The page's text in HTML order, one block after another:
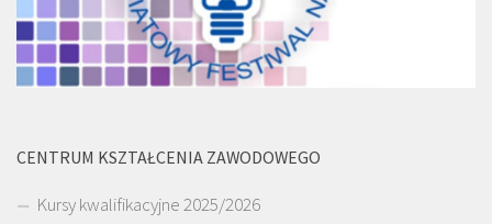
CENTRUM KSZTAŁCENIA ZAWODOWEGO
Kursy kwalifikacyjne 2025/2026